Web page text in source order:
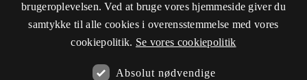
brugeroplevelsen. Ved at bruge vores hjemmeside giver du
samtykke til alle cookies i overensstemmelse med vores
cookiepolitik. Se vores cookiepolitik
Absolut nødvendige